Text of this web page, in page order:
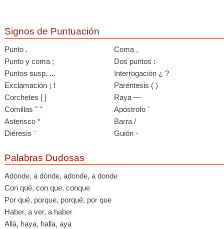
Signos de Puntuación
Punto .
Coma ,
Punto y coma ;
Dos puntos :
Puntos susp. ...
Interrogación ¿ ?
Exclamación ¡ !
Paréntesis ( )
Corchetes [ ]
Raya —
Comillas " "
Apóstrofo '
Asterisco *
Barra /
Diéresis ¨
Guión -
Palabras Dudosas
Adónde, a dónde, adonde, a donde
Con qué, con que, conque
Por qué, porque, porqué, por que
Haber, a ver, a haber
Allá, haya, halla, aya